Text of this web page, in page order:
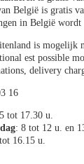
België is gratis
in België
is mogelijk
est possible
delivery
16
tot 17.30 u.
: 8 tot 12 u. en
16.15 u.